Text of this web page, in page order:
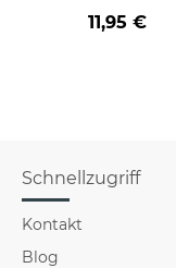
Farbvarianten
11,95 €
Schnellzugriff
Kontakt
Blog